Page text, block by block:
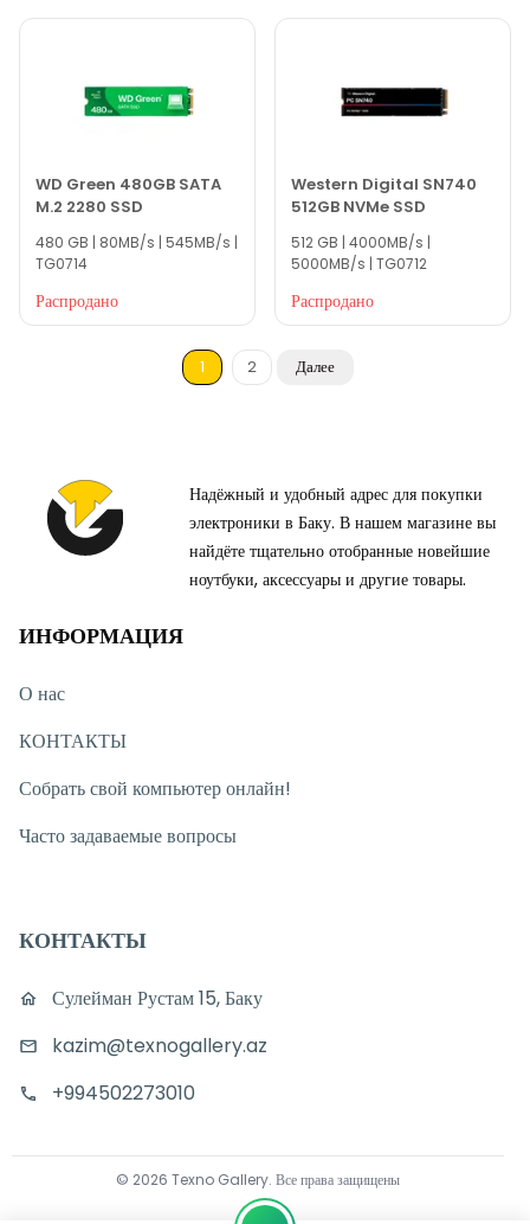
WD Green 480GB SATA
M.2 2280 SSD
480 GB | 80MB/s | 545MB/s |
TG0714
Распродано
Western Digital SN740
512GB NVMe SSD
512 GB | 4000MB/s |
5000MB/s | TG0712
Распродано
1 2 Далее
Надёжный и удобный адрес для покупки
электроники в Баку. В нашем магазине вы
найдёте тщательно отобранные новейшие
ноутбуки, аксессуары и другие товары.
ИНФОРМАЦИЯ
О нас
КОНТАКТЫ
Собрать свой компьютер онлайн!
Часто задаваемые вопросы
КОНТАКТЫ
Сулейман Рустам 15, Баку
kazim@texnogallery.az
+994502273010
© 2026 Texno Gallery. Все права защищены